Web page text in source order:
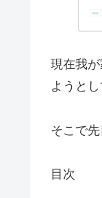
現在我
ようと
そこで
目次